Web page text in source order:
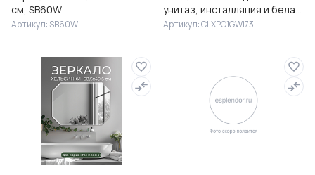
см, SB60W
Артикул: SB60W
унитаз, инсталляция и белая
клавиша смыва, Клауд Икс
Артикул: CLXPO1GWi73